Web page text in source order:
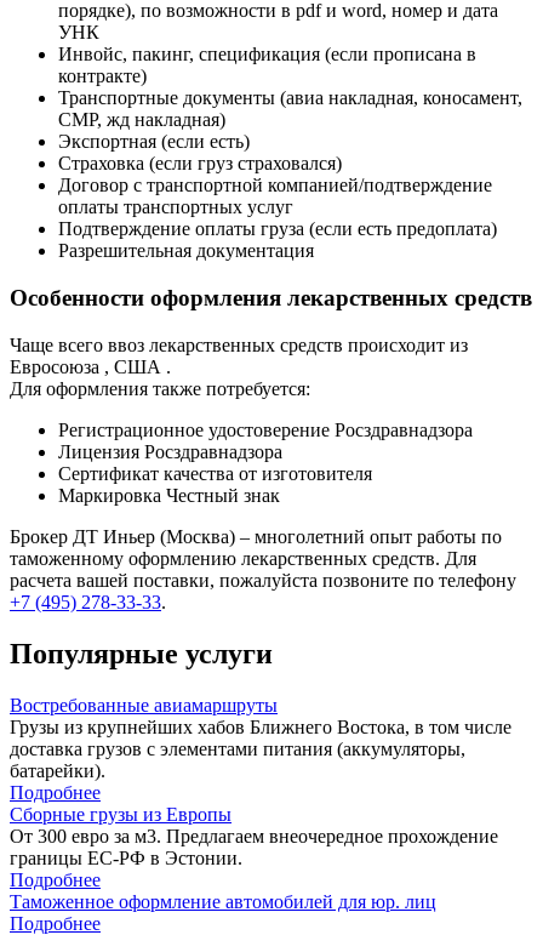
порядке), по возможности в pdf и word, номер и дата
УНК
Инвойс, пакинг, спецификация (если прописана в
контракте)
Транспортные документы (авиа накладная, коносамент,
СМР, жд накладная)
Экспортная (если есть)
Страховка (если груз страховался)
Договор с транспортной компанией/подтверждение
оплаты транспортных услуг
Подтверждение оплаты груза (если есть предоплата)
Разрешительная документация
Особенности оформления лекарственных средств
Чаще всего ввоз лекарственных средств происходит из
Евросоюза , США .
Для оформления также потребуется:
Регистрационное удостоверение Росздравнадзора
Лицензия Росздравнадзора
Сертификат качества от изготовителя
Маркировка Честный знак
Брокер ДТ Иньер (Москва) – многолетний опыт работы по
таможенному оформлению лекарственных средств. Для
расчета вашей поставки, пожалуйста позвоните по телефону
+7 (495) 278-33-33.
Популярные услуги
Востребованные авиамаршруты
Грузы из крупнейших хабов Ближнего Востока, в том числе
доставка грузов с элементами питания (аккумуляторы,
батарейки).
Подробнее
Сборные грузы из Европы
От 300 евро за м3. Предлагаем внеочередное прохождение
границы ЕС-РФ в Эстонии.
Подробнее
Таможенное оформление автомобилей для юр. лиц
Подробнее